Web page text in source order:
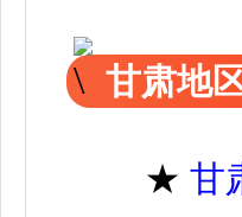
甘肃地
★ 甘